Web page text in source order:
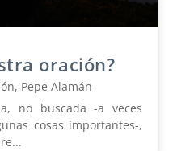
oración?
, Pepe Alamán
no buscada -a veces
cosas importantes-,